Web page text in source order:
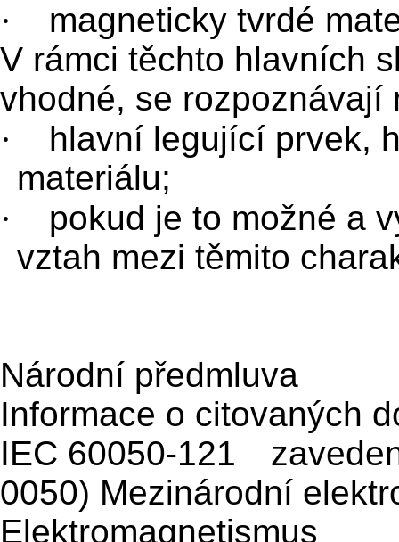
·
magneticky tvrdé
V rámci těchto hlavních
vhodné, se
·
hlavní legující prvek,
materiálu;
·
pokud je to možné a
vztah mezi těmito
Národní předmluva
Informace o citovaných
IEC 60050-121
0050) Mezinárodní
Elektromagnetismus